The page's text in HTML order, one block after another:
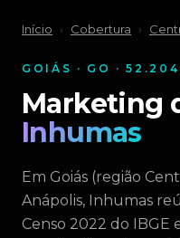
Início › Cobertura ›
GOIÁS · GO ·
Marketing
Inhumas
Em Goiás (região
Anápolis, Inhumas
Censo 2022 do IBGE